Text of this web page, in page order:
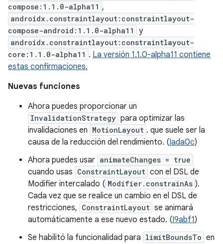
compose:1.1.0-alpha11 ,
androidx.constraintlayout:constraintlayout-
compose-android:1.1.0-alpha11
y
androidx.constraintlayout:constraintlayout-
core:1.1.0-alpha11 . La versión 1.1.0-alpha11 contiene
estas confirmaciones.
Nuevas funciones
Ahora puedes proporcionar un
InvalidationStrategy para optimizar las
invalidaciones en MotionLayout . que suele ser la
causa de la reducción del rendimiento. (Iada0c)
Ahora puedes usar animateChanges = true
cuando usas ConstraintLayout con el DSL de
Modifier intercalado ( Modifier.constrainAs ).
Cada vez que se realice un cambio en el DSL de
restricciones, ConstraintLayout se animará
automáticamente a ese nuevo estado. (I9abf1)
Se habilitó la funcionalidad para limitBoundsTo en